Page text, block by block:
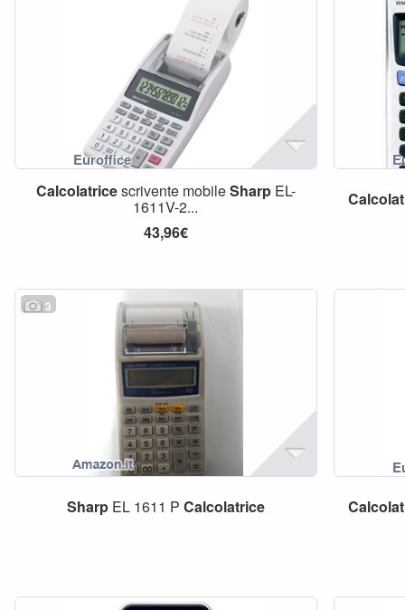
Calcolatricescrivente mobileSharpEL-
1611V-2...
43,96€
3
SharpEL 1611 P Calcolatrice